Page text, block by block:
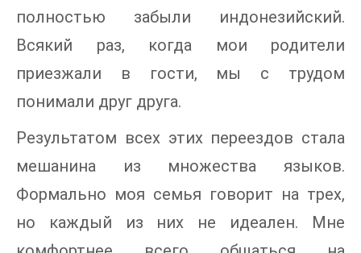
полностью забыли индонезийский.
Всякий раз, когда мои родители
приезжали в гости, мы с трудом
понимали друг друга.
Результатом всех этих переездов стала
мешанина из множества языков.
Формально моя семья говорит на трех,
но каждый из них не идеален. Мне